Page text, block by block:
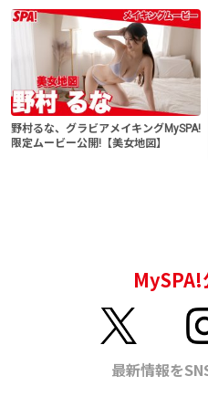
野村るな、グラビアメイキングMySPA!
限定ムービー公開!【美女地図】